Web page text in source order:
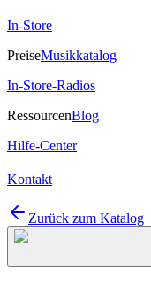
In-Store
PreiseMusikkatalog
In-Store-Radios
RessourcenBlog
Hilfe-Center
Kontakt
Zurück zum Katalog